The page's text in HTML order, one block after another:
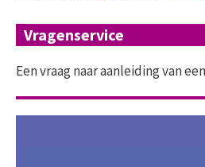
Vragenservice
Een vraag naar aanleiding van